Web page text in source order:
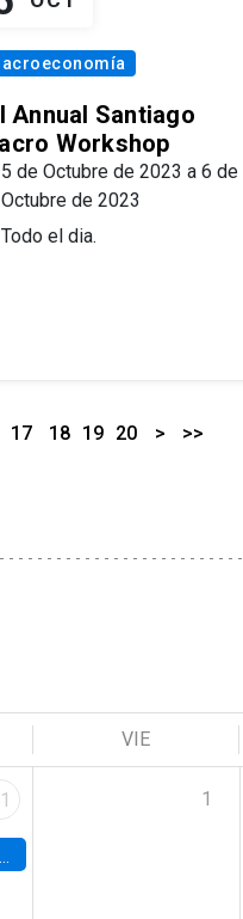
Annual Santiago
Workshop
5 de Octubre de 2023 a 6 de
Octubre de 2023
Todo el dia.
17 18 19 20 > >>
VIE
1